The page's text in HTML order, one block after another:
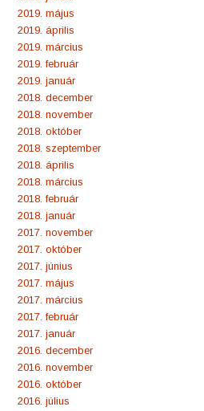
2019. május
2019. április
2019. március
2019. február
2019. január
2018. december
2018. november
2018. október
2018. szeptember
2018. április
2018. március
2018. február
2018. január
2017. november
2017. október
2017. június
2017. május
2017. március
2017. február
2017. január
2016. december
2016. november
2016. október
2016. július